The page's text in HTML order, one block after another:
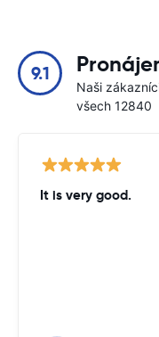
9.1
Naši
všech 12840
It is very good.